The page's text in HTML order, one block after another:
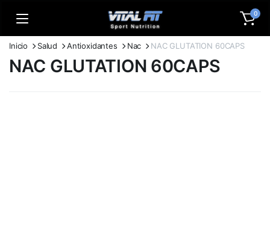
0
Inicio Salud Antioxidantes Nac NAC GLUTATION 60CAPS
NAC GLUTATION 60CAPS